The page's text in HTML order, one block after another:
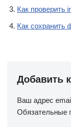
Как проверить
Как сохранить
Добавить
Ваш адрес
Обязательные